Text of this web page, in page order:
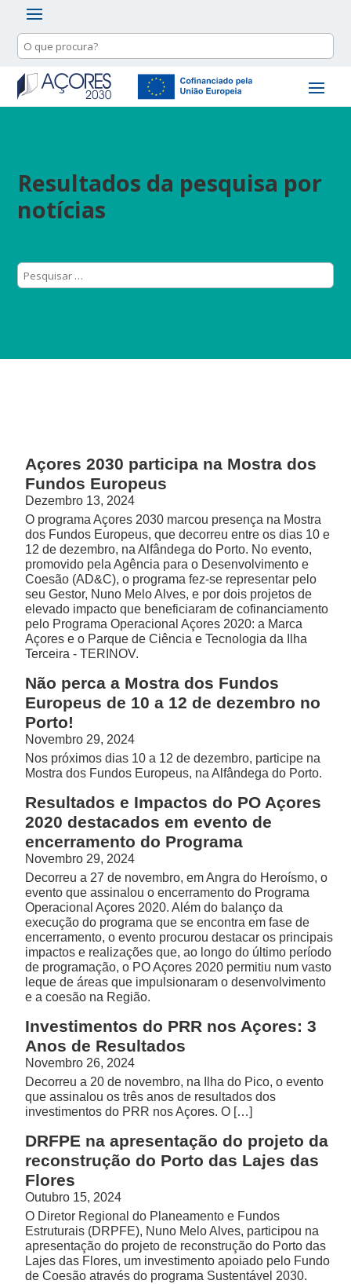
Resultados da pesquisa por
notícias
Açores 2030 participa na Mostra dos
Fundos Europeus
Dezembro 13, 2024
O programa Açores 2030 marcou presença na Mostra
dos Fundos Europeus, que decorreu entre os dias 10 e
12 de dezembro, na Alfândega do Porto. No evento,
promovido pela Agência para o Desenvolvimento e
Coesão (AD&C), o programa fez-se representar pelo
seu Gestor, Nuno Melo Alves, e por dois projetos de
elevado impacto que beneficiaram de cofinanciamento
pelo Programa Operacional Açores 2020: a Marca
Açores e o Parque de Ciência e Tecnologia da Ilha
Terceira - TERINOV.
Não perca a Mostra dos Fundos
Europeus de 10 a 12 de dezembro no
Porto!
Novembro 29, 2024
Nos próximos dias 10 a 12 de dezembro, participe na
Mostra dos Fundos Europeus, na Alfândega do Porto.
Resultados e Impactos do PO Açores
2020 destacados em evento de
encerramento do Programa
Novembro 29, 2024
Decorreu a 27 de novembro, em Angra do Heroísmo, o
evento que assinalou o encerramento do Programa
Operacional Açores 2020. Além do balanço da
execução do programa que se encontra em fase de
encerramento, o evento procurou destacar os principais
impactos e realizações que, ao longo do último período
de programação, o PO Açores 2020 permitiu num vasto
leque de áreas que impulsionaram o desenvolvimento
e a coesão na Região.
Investimentos do PRR nos Açores: 3
Anos de Resultados
Novembro 26, 2024
Decorreu a 20 de novembro, na Ilha do Pico, o evento
que assinalou os três anos de resultados dos
investimentos do PRR nos Açores. O […]
DRFPE na apresentação do projeto da
reconstrução do Porto das Lajes das
Flores
Outubro 15, 2024
O Diretor Regional do Planeamento e Fundos
Estruturais (DRPFE), Nuno Melo Alves, participou na
apresentação do projeto de reconstrução do Porto das
Lajes das Flores, um investimento apoiado pelo Fundo
de Coesão através do programa Sustentável 2030.